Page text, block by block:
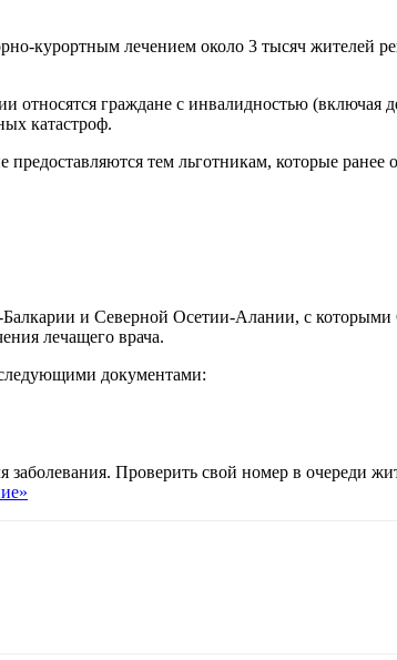
курортным лечением около 3 тысяч жителей
относятся граждане с инвалидностью (включая
катастроф.
тем льготникам, которые ранее
и Северной Осетии-Алании, с
лечащего врача.
документами:
Проверить свой номер в очереди